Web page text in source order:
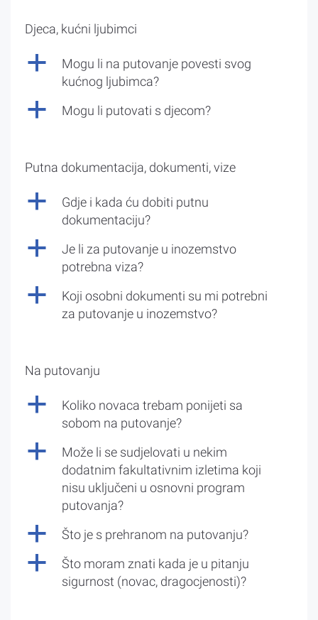
Djeca, kućni ljubimci
a
Mogu li na putovanje povesti svog
kućnog ljubimca?
a Mogu li putovati s djecom?
Putna dokumentacija, dokumenti, vize
a
Gdje i kada ću dobiti putnu
dokumentaciju?
a
Je li za putovanje u inozemstvo
potrebna viza?
a
Koji osobni dokumenti su mi potrebni
za putovanje u inozemstvo?
Na putovanju
a
Koliko novaca trebam ponijeti sa
sobom na putovanje?
a
Može li se sudjelovati u nekim
dodatnim fakultativnim izletima koji
nisu uključeni u osnovni program
putovanja?
a Što je s prehranom na putovanju?
a
Što moram znati kada je u pitanju
sigurnost (novac, dragocjenosti)?